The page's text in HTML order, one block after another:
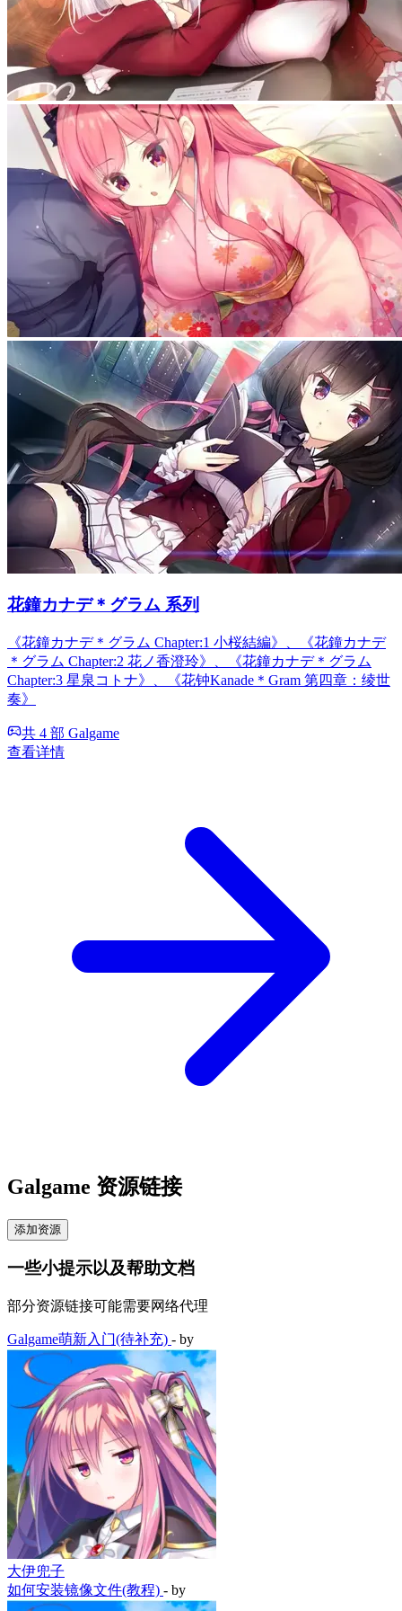
花鐘カナデ＊グラム 系列
《花鐘カナデ＊グラム Chapter:1 小桜結編》、《花鐘カナデ
＊グラム Chapter:2 花ノ香澄玲》、《花鐘カナデ＊グラム
Chapter:3 星泉コトナ》、《花钟Kanade＊Gram 第四章：绫世
奏》
共 4 部 Galgame
查看详情
Galgame 资源链接
添加资源
一些小提示以及帮助文档
部分资源链接可能需要网络代理
Galgame萌新入门(待补充) - by
大伊兜子
如何安装镜像文件(教程) - by